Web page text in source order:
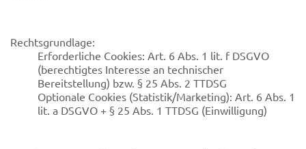
Rechtsgrundlage:
Erforderliche Cookies: Art. 6 Abs. 1 lit. f DSGVO
(berechtigtes Interesse an technischer
Bereitstellung) bzw. § 25 Abs. 2 TTDSG
Optionale Cookies (Statistik/Marketing): Art. 6 Abs. 1
lit. a DSGVO + § 25 Abs. 1 TTDSG (Einwilligung)